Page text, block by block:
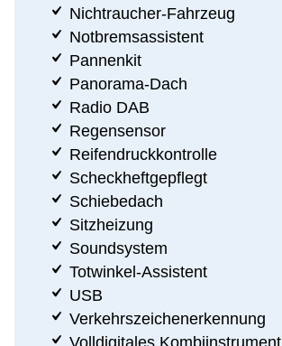
Nichtraucher-Fahrzeug
Notbremsassistent
Pannenkit
Panorama-Dach
Radio DAB
Regensensor
Reifendruckkontrolle
Scheckheftgepflegt
Schiebedach
Sitzheizung
Soundsystem
Totwinkel-Assistent
USB
Verkehrszeichenerkennung
Volldigitales Kombiinstrument